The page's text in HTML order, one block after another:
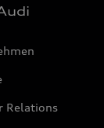
Relations